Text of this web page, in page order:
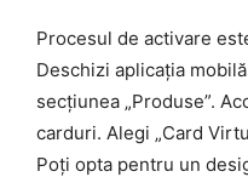
Procesul de activare
Deschizi aplicația
secțiunea „Produse”.
carduri. Alegi „Card
Poți opta pentru un